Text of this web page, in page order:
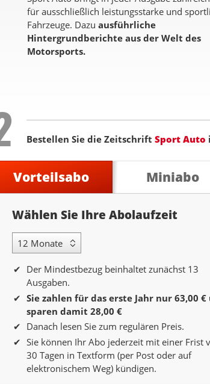
für ausschließlich leistungsstarke und
Fahrzeuge. Dazu ausführliche
Hintergrundberichte aus der Welt des
Motorsports.
Bestellen Sie die Zeitschrift Sport Auto
Vorteilsabo Miniabo
Wählen Sie Ihre Abolaufzeit
12 Monate Laufzeit
Der Mindestbezug beinhaltet zunächst 13
Ausgaben.
Sie zahlen für das erste Jahr nur 63,00 €
sparen damit 28,00 €
Danach lesen Sie zum regulären Preis.
Sie können Ihr Abo jederzeit mit einer Frist
30 Tagen in Textform (per Post oder auf
elektronischem Weg) kündigen.